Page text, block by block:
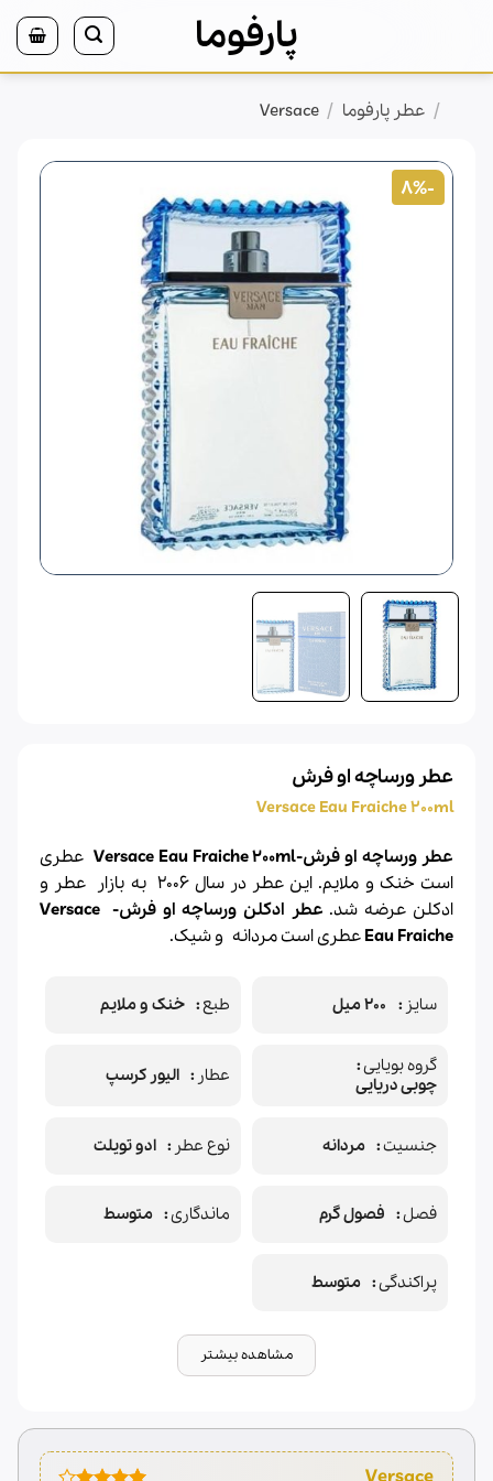
content
پارفوما
/ عطر پارفوما /
Versace
-8%
عطر ورساچه او فرش
Versace Eau Fraiche 200ml
عطر ورساچه او فرش-Versace Eau Fraiche 200ml
عطری
است خنک و ملایم. این عطر در سال 2006 به بازار عطر و
ادکلن عرضه شد. عطر ادکلن ورساچهاو فرش- Versace
Eau Fraicheعطری است مردانه و شیک.
سایز ۲۰۰ میل طبع خنک و ملایم
گروه بویایی
چوبی دریایی
عطار الیور کرسپ
جنسیت مردانه نوع عطر ادو تویلت
فصل فصول گرم ماندگاری متوسط
پراکندگی متوسط
مشاهده بیشتر